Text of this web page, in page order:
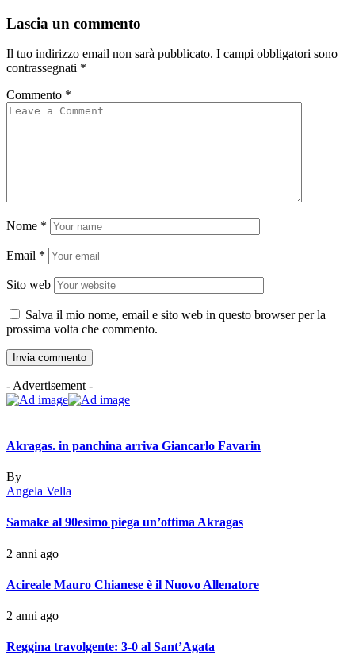
Lascia un commento
Il tuo indirizzo email non sarà pubblicato. I campi obbligatori sono
contrassegnati *
Commento *
Nome *
Email *
Sito web
Salva il mio nome, email e sito web in questo browser per la
prossima volta che commento.
- Advertisement -
Akragas. in panchina arriva Giancarlo Favarin
By
Angela Vella
Samake al 90esimo piega un’ottima Akragas
2 anni ago
Acireale Mauro Chianese è il Nuovo Allenatore
2 anni ago
Reggina travolgente: 3-0 al Sant’Agata